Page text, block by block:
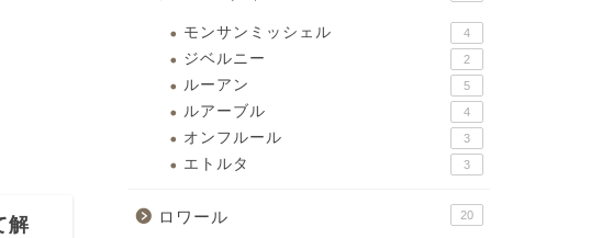
解
モンサンミッシェル 4
ジベルニー 2
ルーアン 5
ルアーブル 4
オンフルール 3
エトルタ 3
ロワール 20